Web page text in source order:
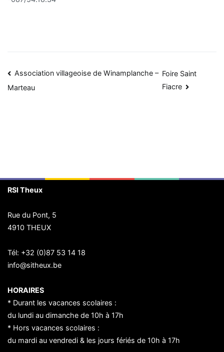
Navigation
de
Association villageoise de Winamplanche –
Marteau
Foire Saint
Fiacre
RSI Theux
Rue du Pont, 5
4910 THEUX
Tél: +32 (0)87 53 14 18
info@sitheux.be
HORAIRES
* Durant les vacances scolaires :
du lundi au dimanche de 10h à 17h
* Hors vacances scolaires :
du mardi au vendredi & les jours fériés de 10h à 17h